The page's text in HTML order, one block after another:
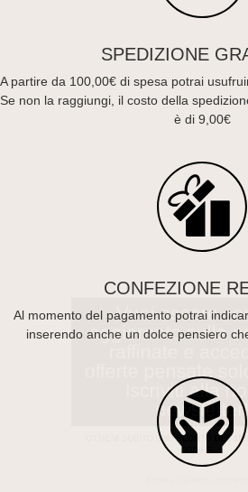
SPEDIZIONE
A partire da 100,00€ di spesa potrai
Se non la raggiungi, il costo della
è di 9,00€
CONFEZIONE
Al momento del pagamento potrai
inserendo anche un dolce pensiero
Vuoi essere
aggiornato sulle
raffinate e
offerte pensate
Iscriviti alla
OTTIENI SUBITO UNO SCONTO DEL
ORDINE. ✨